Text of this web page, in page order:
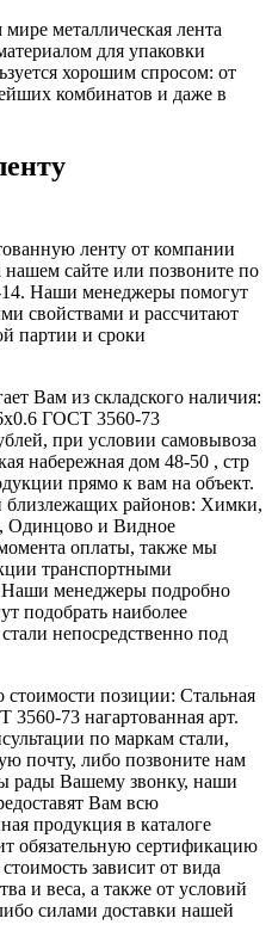
металлическая лента
для упаковки
хорошим спросом: от
комбинатов и даже в
ленту от компании
сайте или позвоните по
14. Наши менеджеры помогут
свойствами и рассчитают
партии и сроки
Вам из складского наличия:
ГОСТ 3560-73
при условии самовывоза
набережная дом 48-50 , стр
прямо к вам на объект.
близлежащих районов: Химки,
и Видное
оплаты, также мы
транспортными
Наши менеджеры подробно
подобрать наиболее
непосредственно под
позиции: Стальная
73 нагартованная арт.
по маркам стали,
почту, либо позвоните нам
рады Вашему звонку, наши
Вам всю
продукция в каталоге
обязательную сертификацию
зависит от вида
и веса, а также от условий
силами доставки нашей